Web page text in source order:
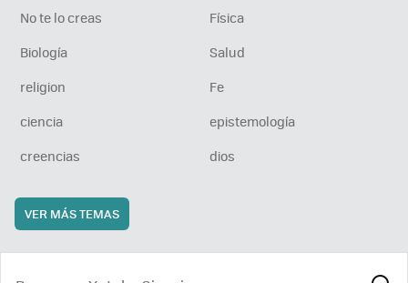
No te lo creas
Física
Biología
Salud
religion
Fe
ciencia
epistemología
creencias
dios
VER MÁS TEMAS